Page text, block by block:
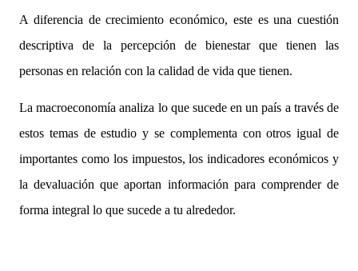
A diferencia de crecimiento económico, este es una cuestión
descriptiva de la percepción de bienestar que tienen las
personas en relación con la calidad de vida que tienen.
La macroeconomía analiza lo que sucede en un país a través de
estos temas de estudio y se complementa con otros igual de
importantes como los impuestos, los indicadores económicos y
la devaluación que aportan información para comprender de
forma integral lo que sucede a tu alrededor.